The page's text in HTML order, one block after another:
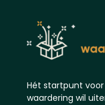
Hét startpunt
waardering wil